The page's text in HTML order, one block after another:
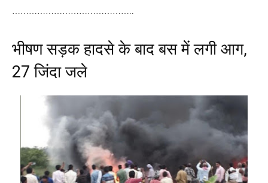
……………………………………..
भीषण सड़क हादसे के बाद बस में लगी आग,
27 जिंदा जले